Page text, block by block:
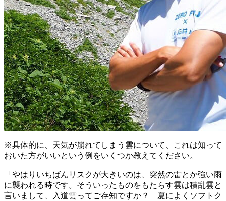
※具体的に、天気が崩れてしまう雲について、これは知って
おいた方がいいという例をいくつか教えてください。
「やはりいちばんリスクが大きいのは、突然の雷とか強い雨
に襲われる時です。そういったものをもたらす雲は積乱雲と
言いまして、入道雲ってご存知ですか？ 夏によくソフトク